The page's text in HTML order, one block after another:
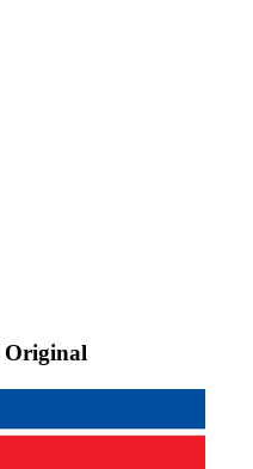
Original